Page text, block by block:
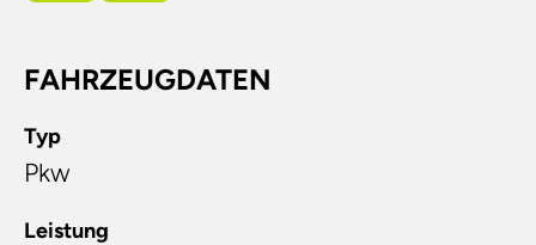
FAHRZEUGDATEN
Typ
Pkw
Leistung